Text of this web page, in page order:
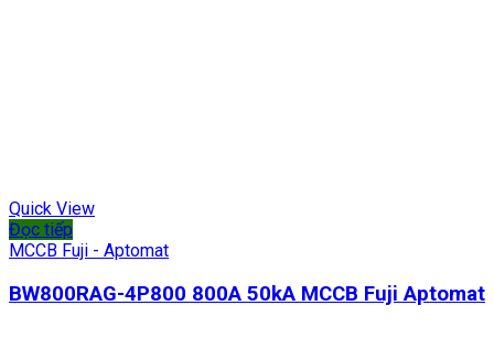
Quick View
Đọc tiếp
MCCB Fuji - Aptomat
BW800RAG-4P800 800A 50kA MCCB Fuji Aptomat